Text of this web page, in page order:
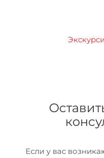
Если у вас